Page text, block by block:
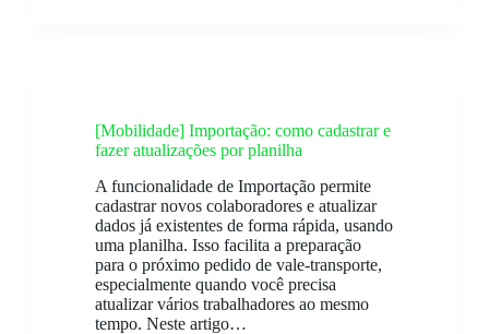
[Mobilidade] Importação: como cadastrar e
fazer atualizações por planilha
A funcionalidade de Importação permite
cadastrar novos colaboradores e atualizar
dados já existentes de forma rápida, usando
uma planilha. Isso facilita a preparação
para o próximo pedido de vale-transporte,
especialmente quando você precisa
atualizar vários trabalhadores ao mesmo
tempo. Neste artigo…